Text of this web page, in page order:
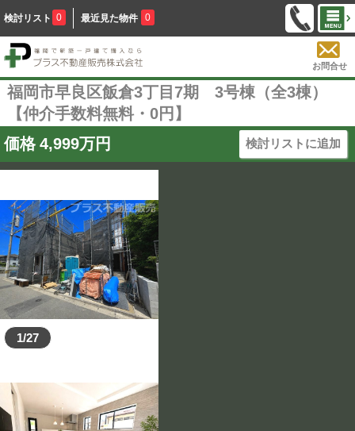
検討リスト 0 最近見た物件 0
お問合せ
福岡市早良区飯倉3丁目7期 3号棟（全3棟）
【仲介手数料無料・0円】
価格 4,999万円 検討リストに追加
1/27